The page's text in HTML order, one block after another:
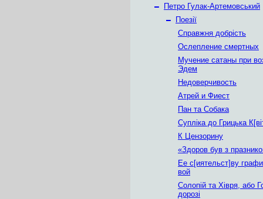
–
Петро Гулак-Артемовський
–
Поезії
Справжня добрість
Ослепление смертных
Мучение сатаны при
Эдем
Недоверчивость
Атрей и Фиест
Пан та Собака
Супліка до Грицька
К Цензорину
«Здоров був з
Ее с[иятельст]ву
вой
Солопій та Хівря, або
дорозі